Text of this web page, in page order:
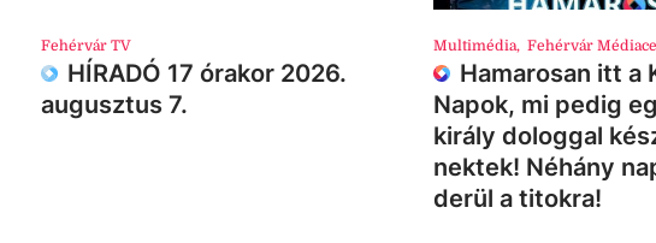
Fehérvár TV
HÍRADÓ 17 órakor 2026.
augusztus 7.
Multimédia, Fehérvár
Hamarosan itt a
Napok, mi pedig
király dologgal
nektek! Néhány
derül a titokra!